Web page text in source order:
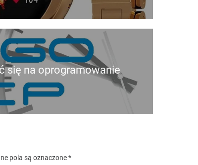
się na oprogramowanie
pola są oznaczone*